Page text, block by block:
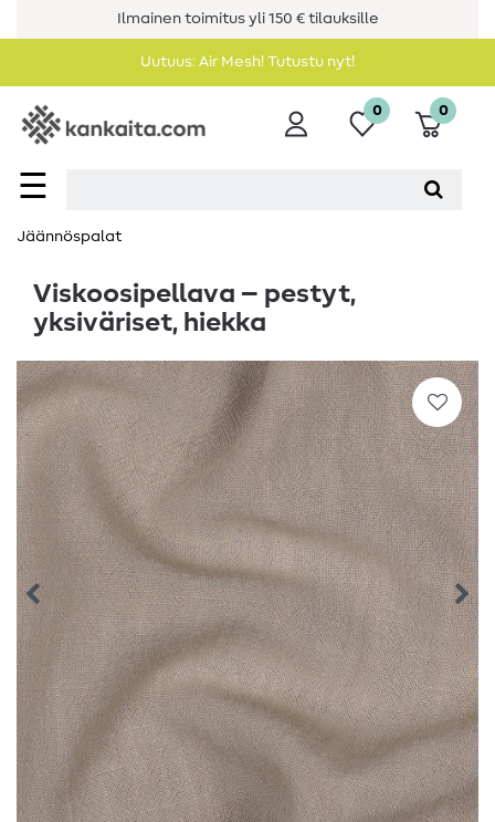
Ilmainen toimitus yli 150 € tilauksille
Uutuus: Air Mesh! Tutustu nyt!
☰
0 0
Jäännöspalat
Viskoosipellava – pestyt,
yksiväriset, hiekka